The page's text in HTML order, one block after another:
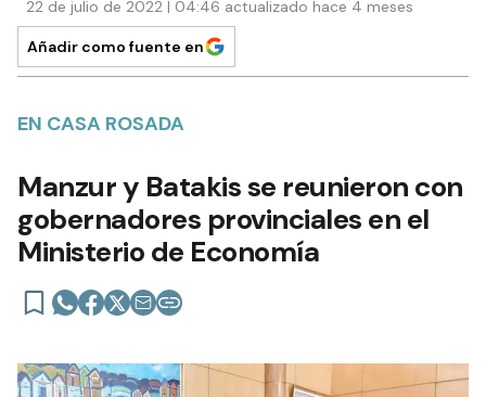
22 de julio de 2022 | 04:46 actualizado hace 4 meses
Añadir como fuente en
EN CASA ROSADA
Manzur y Batakis se reunieron con
gobernadores provinciales en el
Ministerio de Economía